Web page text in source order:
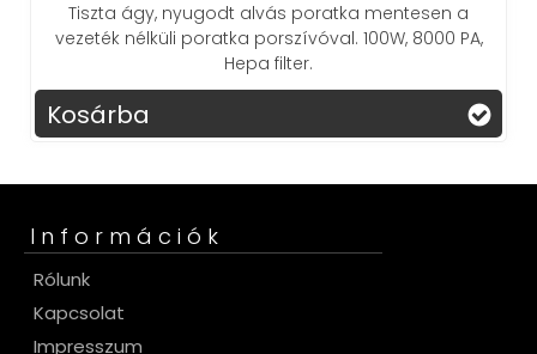
Tiszta ágy, nyugodt alvás poratka mentesen a
vezeték nélküli poratka porszívóval. 100W, 8000 PA,
Hepa filter.
Kosárba
Információk
Rólunk
Kapcsolat
Impresszum